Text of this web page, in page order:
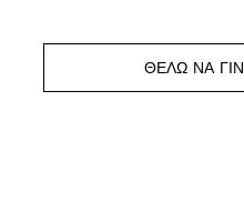
ΘΈΛΩ ΝΑ